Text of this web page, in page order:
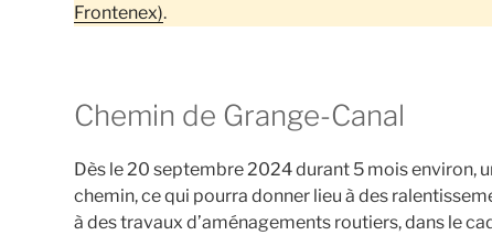
Frontenex).
Chemin de Grange-Canal
Dès le 20 septembre 2024 durant 5 mois environ,
chemin, ce qui pourra donner lieu à des
à des travaux d’aménagements routiers, dans le